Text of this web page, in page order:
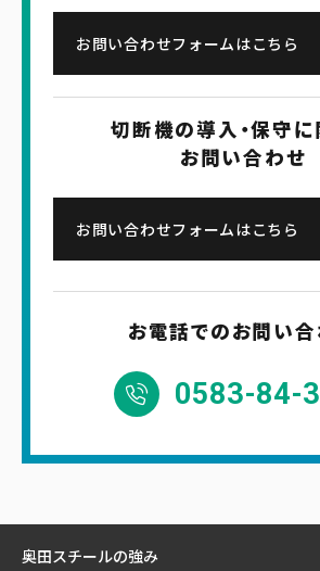
お問い合わせフォームはこちら
切断機の導入・保守に
お問い合わせ
お問い合わせフォームはこちら
お電話でのお問い合
0583-84-
奥田スチールの強み